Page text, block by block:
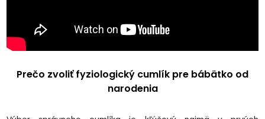
Prečo zvoliť fyziologický cumlík pre bábätko od
narodenia